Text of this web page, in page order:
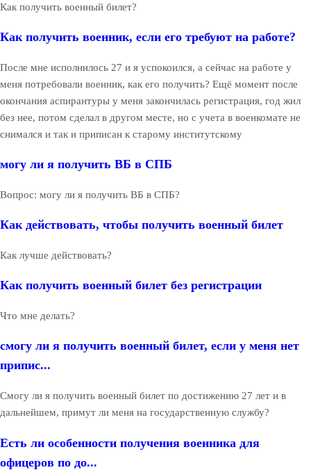
Как получить военный билет?
Как получить военник, если его требуют на работе?
После мне исполнилось 27 и я успокоился, а сейчас на работе у
меня потребовали военник, как его получить? Ещё момент после
окончания аспирантуры у меня закончилась регистрация, год жил
без нее, потом сделал в другом месте, но с учета в военкомате не
снимался и так и приписан к старому институтскому
могу ли я получить ВБ в СПБ
Вопрос: могу ли я получить ВБ в СПБ?
Как действовать, чтобы получить военный билет
Как лучше действовать?
Как получить военный билет без регистрации
Что мне делать?
смогу ли я получить военный билет, если у меня нет
припис...
Смогу ли я получить военный билет по достижению 27 лет и в
дальнейшем, примут ли меня на государственную службу?
Есть ли особенности получения военника для
офицеров по до...